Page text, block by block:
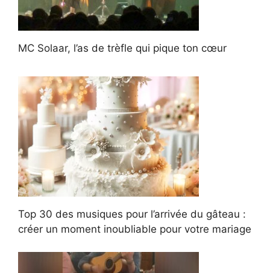
MC Solaar, l’as de trèfle qui pique ton cœur
Top 30 des musiques pour l’arrivée du gâteau :
créer un moment inoubliable pour votre mariage